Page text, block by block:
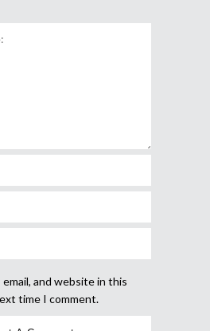
email, and website in this
time I comment.